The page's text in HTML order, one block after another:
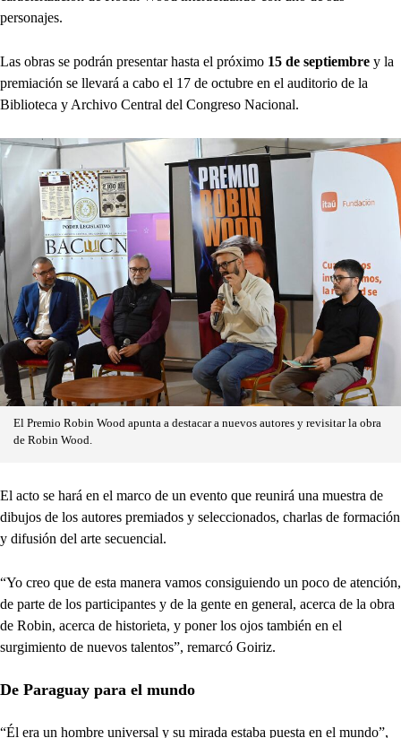
personajes.
Las obras se podrán presentar hasta el próximo 15 de septiembre y la
premiación se llevará a cabo el 17 de octubre en el auditorio de la
Biblioteca y Archivo Central del Congreso Nacional.
El Premio Robin Wood apunta a destacar a nuevos autores y revisitar la obra
de Robin Wood.
El acto se hará en el marco de un evento que reunirá una muestra de
dibujos de los autores premiados y seleccionados, charlas de formación
y difusión del arte secuencial.
“Yo creo que de esta manera vamos consiguiendo un poco de atención,
de parte de los participantes y de la gente en general, acerca de la obra
de Robin, acerca de historieta, y poner los ojos también en el
surgimiento de nuevos talentos”, remarcó Goiriz.
De Paraguay para el mundo
“Él era un hombre universal y su mirada estaba puesta en el mundo”,